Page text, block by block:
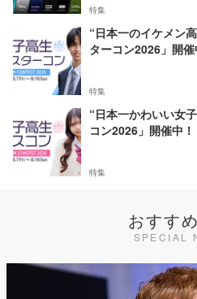
特集
“日本一のイケメン
ターコン2026」開催
特集
“日本一かわいい女
コン2026」開催中！
特集
おすす
SPECIAL